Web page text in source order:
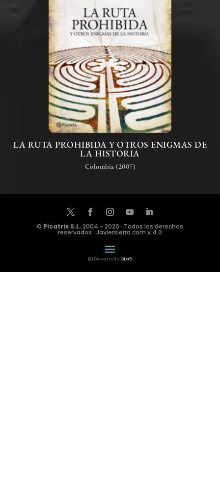
LA RUTA PROHIBIDA Y OTROS ENIGMAS DE
LA HISTORIA
Colombia (2007)
© Picatrix S.L. 2004 - 2026 · Todos los derechos
reservados · Javiersierra.com v.4.0
Desarrollo QLaB